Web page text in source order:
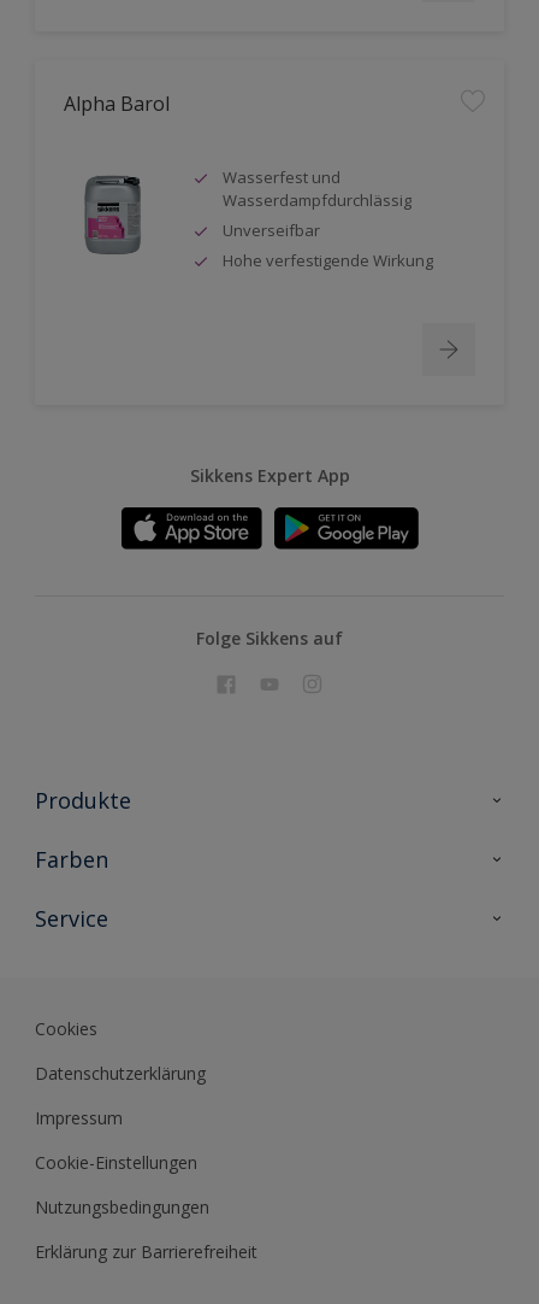
Alpha Barol
Wasserfest und
Wasserdampfdurchlässig
Unverseifbar
Hohe verfestigende Wirkung
Sikkens Expert App
Folge Sikkens auf
Produkte
Holzschutz
Metallschutz
Farben
Farbkollektionen
Farb-Tools
Service
Sikkens Akademie
Datenblätter
Cookies
Datenschutzerklärung
Impressum
Cookie-Einstellungen
Nutzungsbedingungen
Erklärung zur Barrierefreiheit